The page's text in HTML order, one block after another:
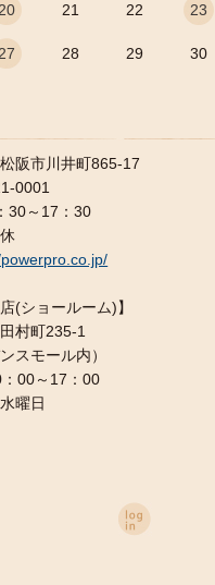
20 21 22 23
27 28 29 30
阪市川井町865-17
0001
30～17：30
(ショールーム)】
村町235-1
スモール内）
00～17：00
曜日